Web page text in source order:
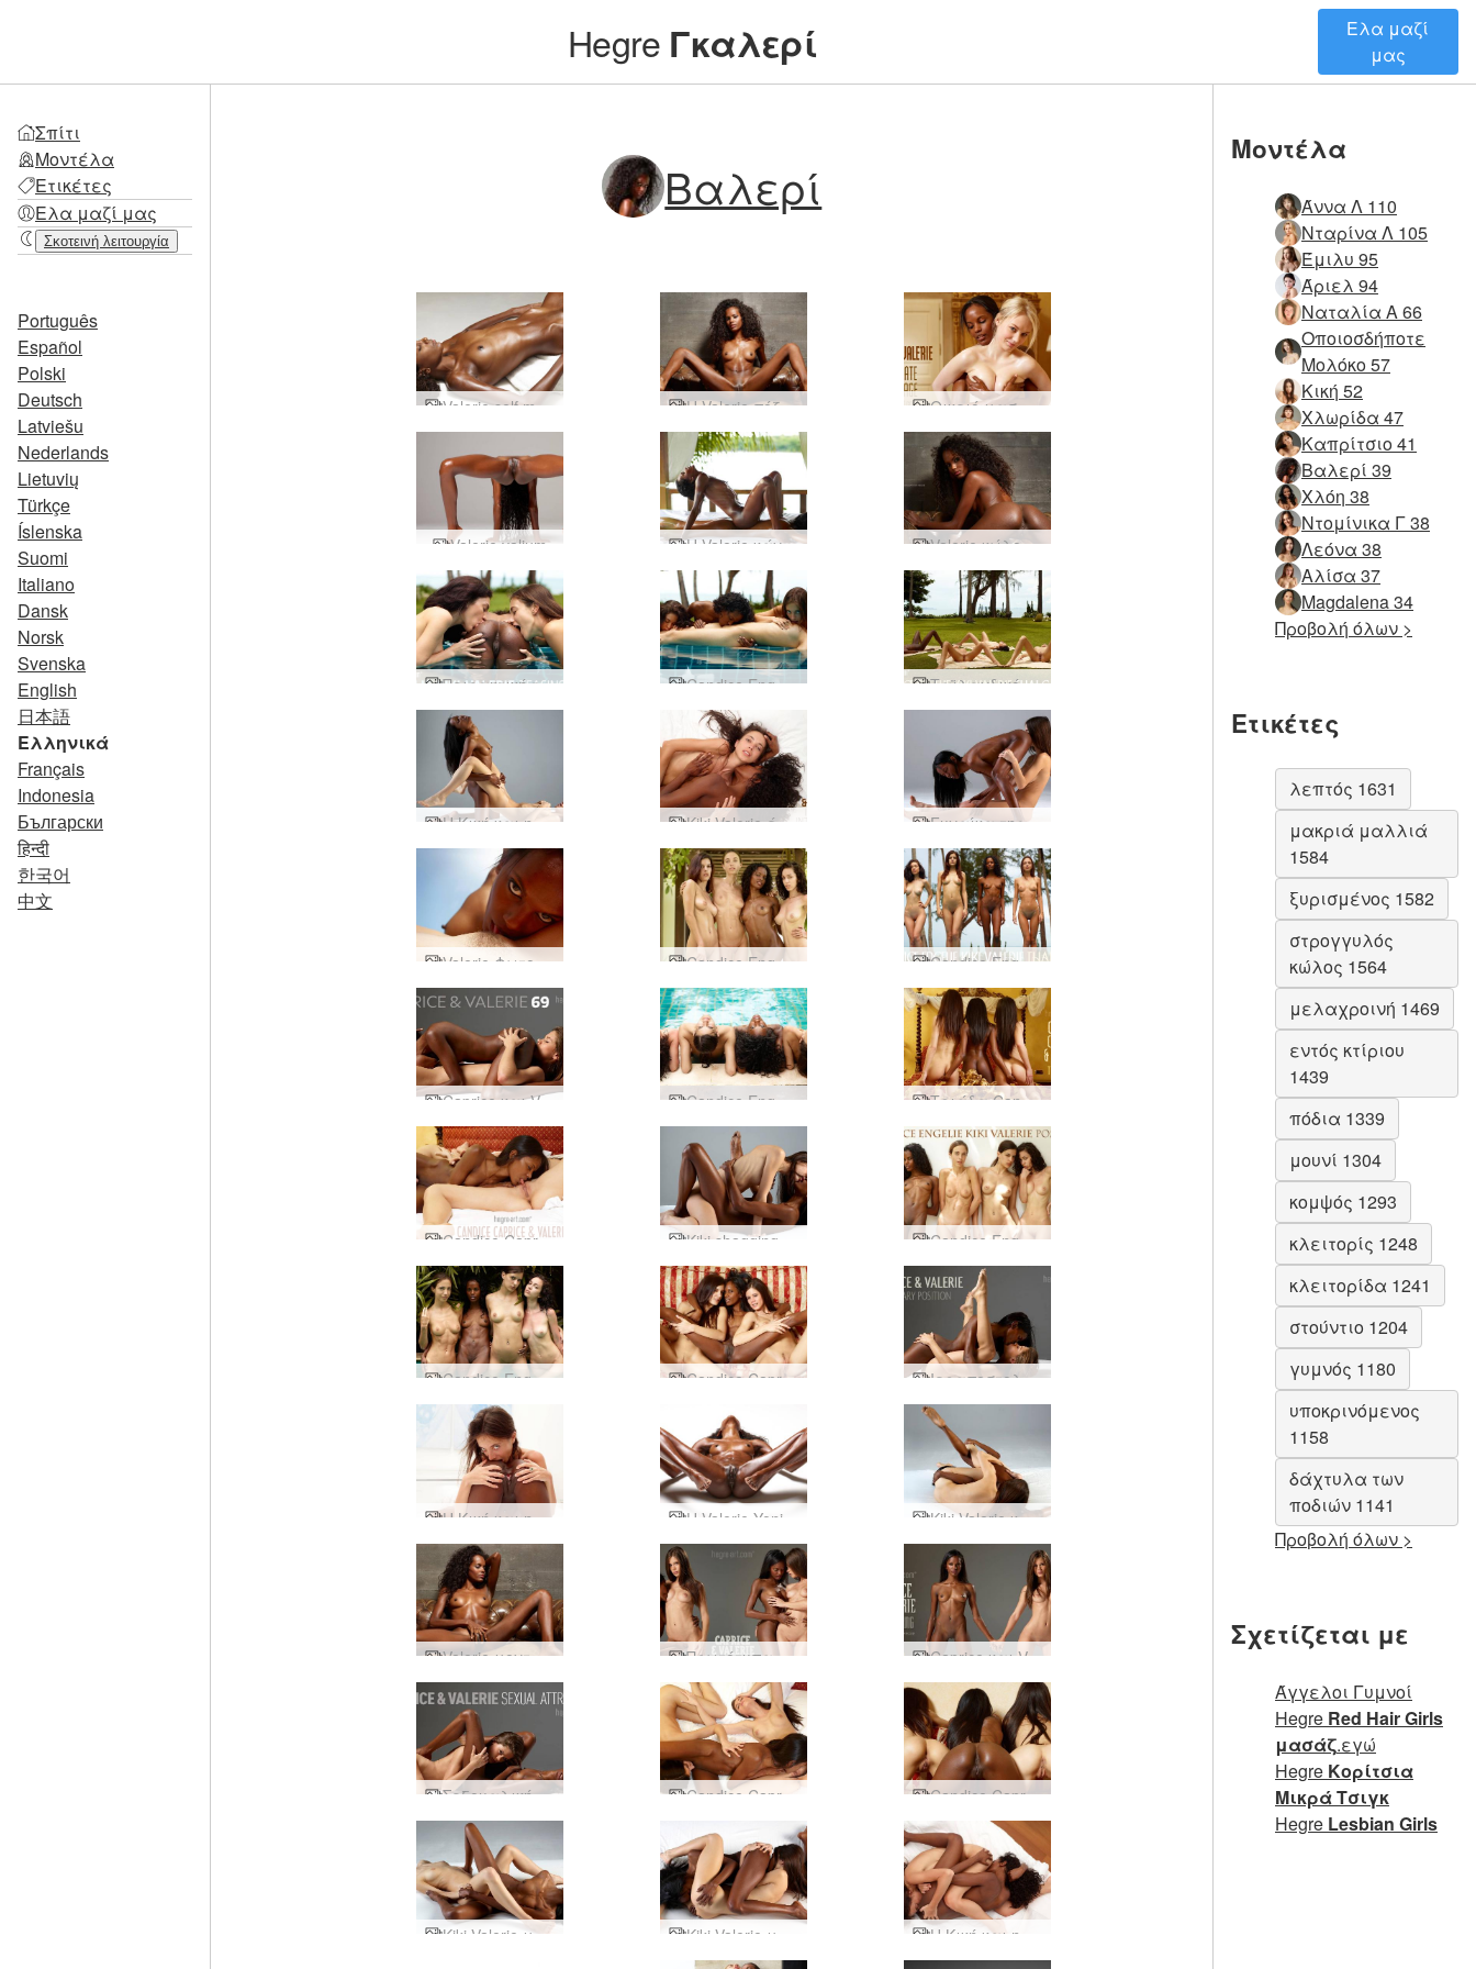
Hegre Γκαλερί
Ελα μαζί
μας
Σπίτι
Μοντέλα
Ετικέτες
Ελα μαζί μας
Σκοτεινή λειτουργία
Português
Español
Polski
Deutsch
Latviešu
Nederlands
Lietuvių
Türkçe
Íslenska
Suomi
Italiano
Dansk
Norsk
Svenska
English
日本語
Ελληνικά
Français
Indonesia
Български
हिन्दी
한국어
中文
Βαλερί
Valerie self massage part1 Η Valerie πόζαρε τέλεια Οικειό μασάζ Lynne και Valerie
Valerie valium Η Valerie κάνει μασάζ στη Lynn Valerie κώλο και άφρο
Πειρακτική τριάδα Engelie Kiki Valerie Candice Engelie Kiki Valerie κοιμισμένη καλλονή Ταϊλανδικός κήπος Candice Engelie Kiki Valerie
Η Κική και η Βαλερί παίζουν ρόλους Kiki Valerie έντονη διαφυλετική Γυναίκα της Αφροδίτης Kiki Valerie
Valerie Φωτογραφήθηκε από την Alya Candice Engelie Kiki Valerie 4 υπέροχα θηλυκά Candice Engelie Kiki Valerie Ταϊλάνδη
Caprice και Valerie 69 Candice Engelie Kiki Valerie pool party Τριάδα Candice Caprice και Valerie
Candice Caprice και Valerie σεξ part1 Candice Engelie Kiki Valerie Poses
Candice Engelie Kiki Valerie dream team Candice Caprice Valerie 3 κορίτσια ξετρελάθηκαν Ιεραποστολική θέση Caprice και Valerie
Η Κική και η Βαλερί γυναικεία δύναμη Kiki Valerie καθαρό πάθος
Valerie μοντέλο πάθος Πρωτότυπα Caprice και Valerie Caprice και Valerie yin and yang
Σεξουαλική έλξη Caprice και Valerie Candice Caprice Valerie τριπλή απόλαυση
Kiki Valerie μουνί τριβή
Μοντέλα
Άννα Λ 110
Νταρίνα Λ 105
Έμιλυ 95
Άριελ 94
Ναταλία Α 66
Οποιοσδήποτε
Μολόκο 57
Κική 52
Χλωρίδα 47
Καπρίτσιο 41
Βαλερί 39
Χλόη 38
Ντομίνικα Γ 38
Λεόνα 38
Αλίσα 37
Magdalena 34
Προβολή όλων >
Ετικέτες
λεπτός 1631
μακριά μαλλιά
1584
ξυρισμένος 1582
στρογγυλός
κώλος 1564
μελαχροινή 1469
εντός κτίριου
1439
πόδια 1339
μουνί 1304
κομψός 1293
κλειτορίς 1248
κλειτορίδα 1241
στούντιο 1204
γυμνός 1180
υποκρινόμενος
1158
δάχτυλα των
ποδιών 1141
Προβολή όλων >
Σχετίζεται με
Άγγελοι Γυμνοί
Hegre Red Hair Girls
μασάζ.εγώ
Hegre Κορίτσια
Μικρά Τσιγκ
Hegre Lesbian Girls